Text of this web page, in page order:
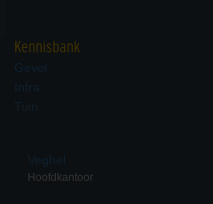
Kennisbank
Gevel
Infra
Tuin
Veghel
Hoofdkantoor